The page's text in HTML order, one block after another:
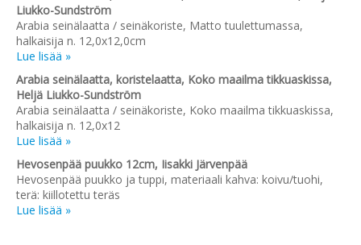
Liukko-Sundström
Arabia seinälaatta / seinäkoriste, Matto tuulettumassa,
halkaisija n. 12,0x12,0cm
Lue lisää »
Arabia seinälaatta, koristelaatta, Koko maailma tikkuaskissa,
Heljä Liukko-Sundström
Arabia seinälaatta / seinäkoriste, Koko maailma tikkuaskissa,
halkaisija n. 12,0x12
Lue lisää »
Hevosenpää puukko 12cm, Iisakki Järvenpää
Hevosenpää puukko ja tuppi, materiaali kahva: koivu/tuohi,
terä: kiillotettu teräs
Lue lisää »